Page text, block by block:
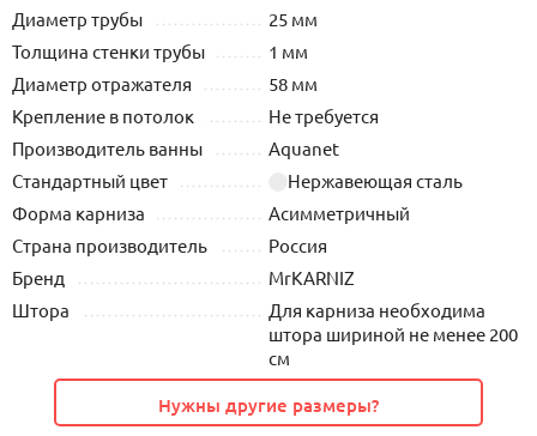
Диаметр трубы
25 мм
Толщина стенки трубы
1 мм
Диаметр отражателя
58 мм
Крепление в потолок
Не требуется
Производитель ванны
Aquanet
Стандартный цвет
Нержавеющая сталь
Форма карниза
Асимметричный
Страна производитель
Россия
Бренд
MrKARNIZ
Штора
Для карниза необходима
штора шириной не менее 200
см
Нужны другие размеры?